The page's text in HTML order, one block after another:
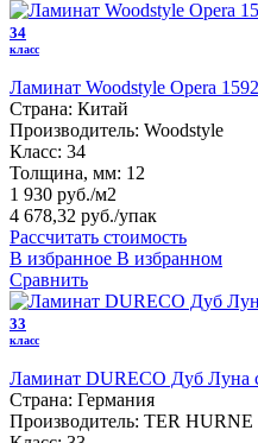
34
класс
Ламинат Woodstyle Opera
Страна: Китай
Производитель: Woodstyle
Класс: 34
Толщина, мм: 12
1 930 руб./м2
4 678,32 руб./упак
Рассчитать стоимость
В избранное В избранном
Сравнить
33
класс
Ламинат DURECO Дуб Луна
Страна: Германия
Производитель: TER HURNE